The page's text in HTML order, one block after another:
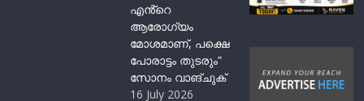
എൻ്റെ
ആരോഗ്യം
മോശമാണ്, പക്ഷെ
പോരാട്ടം തുടരും”
സോനം വാങ്ചുക്
16 July 2026